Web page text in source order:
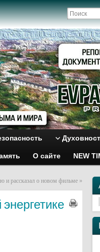
О сайте NEW
и рассказал о новом фильме »